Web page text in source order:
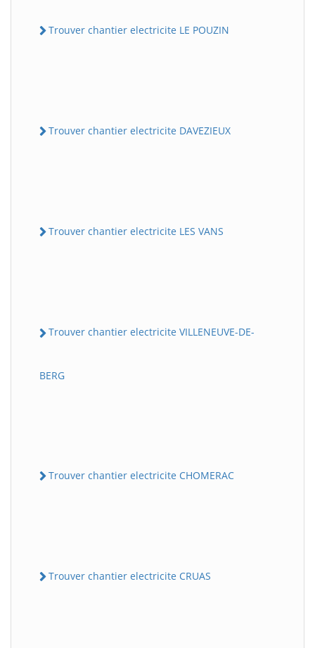
Trouver chantier electricite LE POUZIN
Trouver chantier electricite DAVEZIEUX
Trouver chantier electricite LES VANS
Trouver chantier electricite VILLENEUVE-DE-
BERG
Trouver chantier electricite CHOMERAC
Trouver chantier electricite CRUAS